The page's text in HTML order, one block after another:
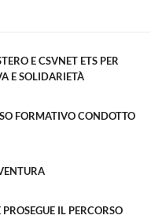
E CSVNET ETS PER
E SOLIDARIETÀ
FORMATIVO CONDOTTO
IL PERCORSO